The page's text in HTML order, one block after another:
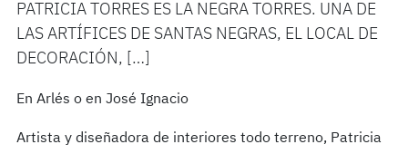
PATRICIA TORRES ES LA NEGRA TORRES. UNA DE
LAS ARTÍFICES DE SANTAS NEGRAS, EL LOCAL DE
DECORACIÓN, […]
En Arlés o en José Ignacio
Artista y diseñadora de interiores todo terreno, Patricia